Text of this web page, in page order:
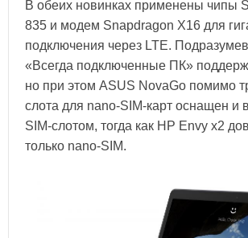
В обеих новинках применены чипы
835 и модем Snapdragon X16 для
подключения через LTE.
«Всегда подключенные ПК»
но при этом ASUS NovaGo помимо
слота для nano-SIM-карт оснащен и
SIM-слотом, тогда как HP Envy x2
только nano-SIM.